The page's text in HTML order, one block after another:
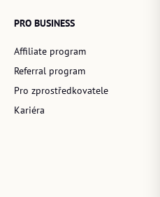
PRO BUSINESS
Affiliate program
Referral program
Pro zprostředkovatele
Kariéra